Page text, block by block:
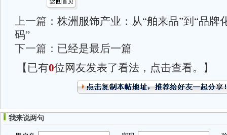
上一篇： 株洲服饰产业：从“舶来品”到“品牌
码”
下一篇： 已经是最后一篇
【已有0位网友发表了看法，点击查看。】
我来说两句